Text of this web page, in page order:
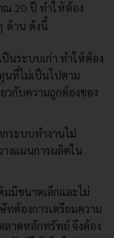
20 ปี ทำให้ต้อง
ด้าน ดังนี้
นระบบเก่า ทำให้ต้อง
ที่ไม่เป็นไปตาม
วกับความถูกต้องของ
กระบบทำงานไม่
งแผนการผลิตใน
มีขนาดเล็กและไม่
ต้องการเตรียมความ
ลาดหลักทรัพย์ จึงต้อง